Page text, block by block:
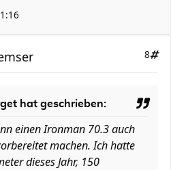
8
hat geschrieben:
einen Ironman 70.3 auch
machen. Ich hatte
dieses Jahr, 150